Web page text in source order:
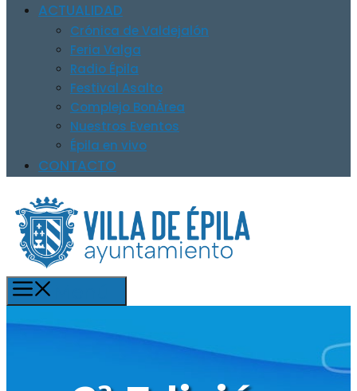
ACTUALIDAD
Crónica de Valdejalón
Feria Valga
Radio Épila
Festival Asalto
Complejo BonÀrea
Nuestros Eventos
Épila en vivo
CONTACTO